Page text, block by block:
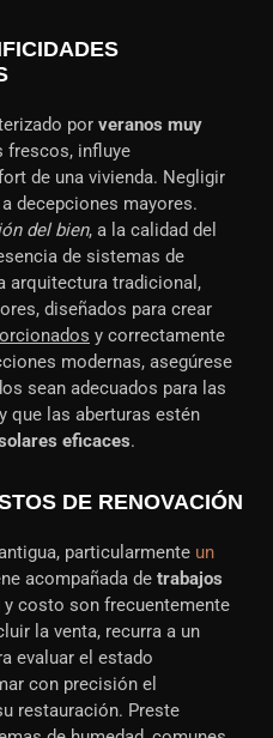
por veranos muy
frescos, influye
de una vivienda. Negligir
decepciones mayores.
del bien, a la calidad del
de sistemas de
arquitectura tradicional,
diseñados para crear
y correctamente
modernas, asegúrese
sean adecuados para las
que las aberturas estén
eficaces.
DE RENOVACIÓN
particularmente un
acompañada de trabajos
y costo son frecuentemente
la venta, recurra a un
evaluar el estado
con precisión el
restauración. Preste